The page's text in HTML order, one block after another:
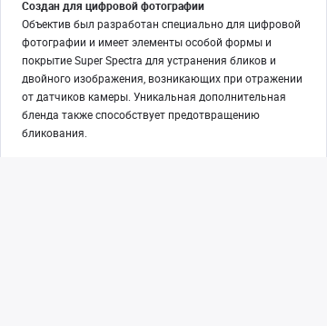
Создан для цифровой фотографии
Объектив был разработан специально для цифровой
фотографии и имеет элементы особой формы и
покрытие Super Spectra для устранения бликов и
двойного изображения, возникающих при отражении
от датчиков камеры. Уникальная дополнительная
бленда также способствует предотвращению
бликования.